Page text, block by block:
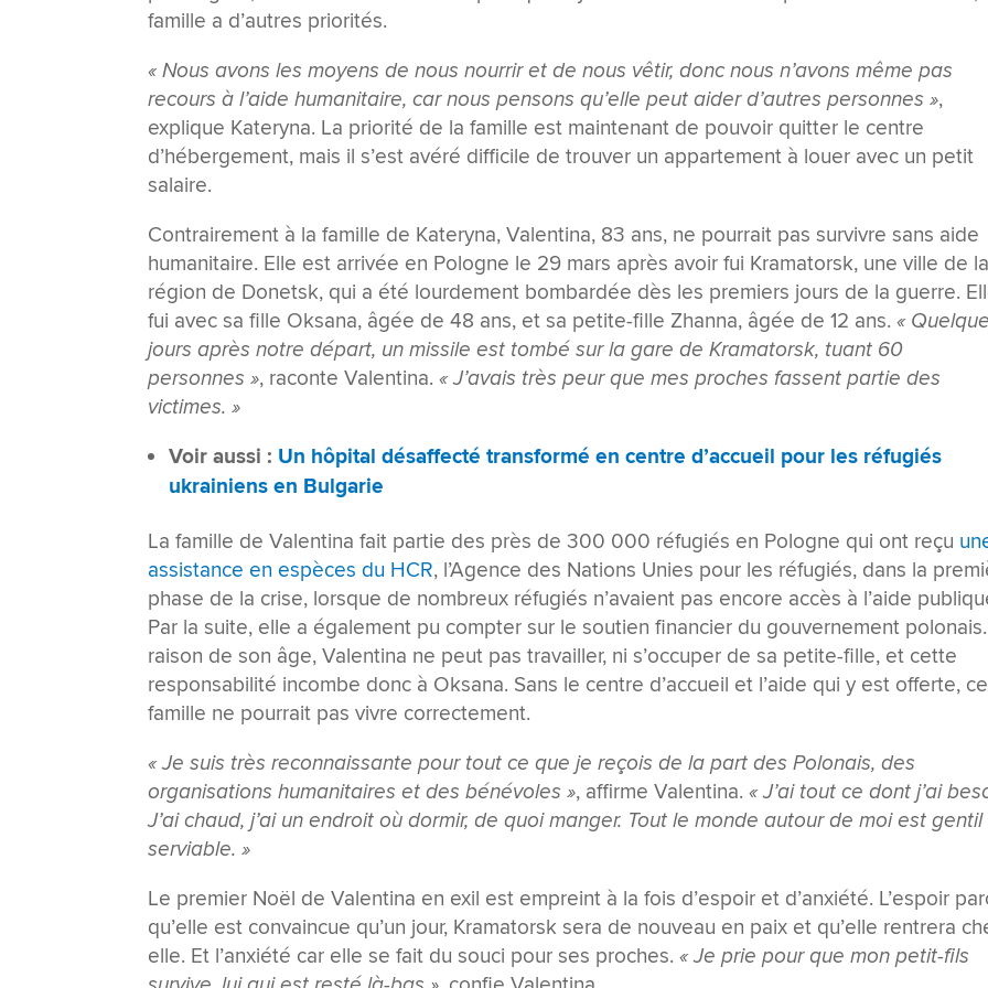
famille a d’autres priorités.
« Nous avons les moyens de nous nourrir et de nous vêtir, donc nous n’avons même pas
recours à l’aide humanitaire, car nous pensons qu’elle peut aider d’autres personnes »,
explique Kateryna. La priorité de la famille est maintenant de pouvoir quitter le centre
d’hébergement, mais il s’est avéré difficile de trouver un appartement à louer avec un petit
salaire.
Contrairement à la famille de Kateryna, Valentina, 83 ans, ne pourrait pas survivre sans aide
humanitaire. Elle est arrivée en Pologne le 29 mars après avoir fui Kramatorsk, une ville de la
région de Donetsk, qui a été lourdement bombardée dès les premiers jours de la guerre.
fui avec sa fille Oksana, âgée de 48 ans, et sa petite-fille Zhanna, âgée de 12 ans.«
jours après notre départ, un missile est tombé sur la gare de Kramatorsk, tuant 60
personnes », raconte Valentina.« J’avais très peur que mes proches fassent partie des
victimes. »
Voir aussi : Un hôpital désaffecté transformé en centre d’accueil pour les réfugiés
ukrainiens en Bulgarie
La famille de Valentina fait partie des près de 300 000 réfugiés en Pologne qui ont reçu
assistance en espèces du HCR, l’Agence des Nations Unies pour les réfugiés, dans la
phase de la crise, lorsque de nombreux réfugiés n’avaient pas encore accès à l’aide
Par la suite, elle a également pu compter sur le soutien financier du gouvernement
raison de son âge, Valentina ne peut pas travailler, ni s’occuper de sa petite-fille, et cette
responsabilité incombe donc à Oksana. Sans le centre d’accueil et l’aide qui y est offerte,
famille ne pourrait pas vivre correctement.
« Je suis très reconnaissante pour tout ce que je reçois de la part des Polonais, des
organisations humanitaires et des bénévoles », affirme Valentina.« J’ai tout ce dont j’ai
J’ai chaud, j’ai un endroit où dormir, de quoi manger. Tout le monde autour de moi est
serviable. »
Le premier Noël de Valentina en exil est empreint à la fois d’espoir et d’anxiété. L’espoir
qu’elle est convaincue qu’un jour, Kramatorsk sera de nouveau en paix et qu’elle rentrera
elle. Et l’anxiété car elle se fait du souci pour ses proches.« Je prie pour que mon petit-fils